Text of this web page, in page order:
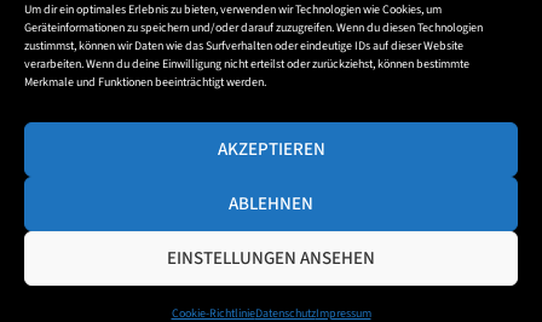
Um dir ein optimales Erlebnis zu bieten, verwenden wir Technologien wie Cookies, um
Geräteinformationen zu speichern und/oder darauf zuzugreifen. Wenn du diesen Technologien
zustimmst, können wir Daten wie das Surfverhalten oder eindeutige IDs auf dieser Website
verarbeiten. Wenn du deine Einwilligung nicht erteilst oder zurückziehst, können bestimmte
Merkmale und Funktionen beeinträchtigt werden.
AKZEPTIEREN
ABLEHNEN
EINSTELLUNGEN ANSEHEN
Cookie-RichtlinieDatenschutzImpressum
Himmelvorschau für
Astrofotografen im August
4. August 2026